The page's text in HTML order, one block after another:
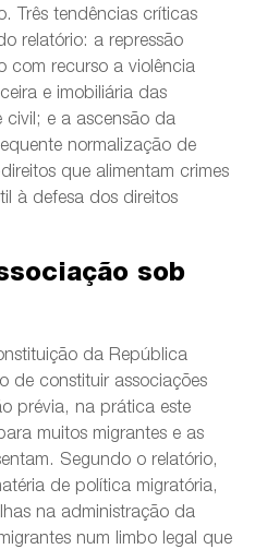
Três tendências críticas
relatório: a repressão
com recurso a violência
e imobiliária das
civil; e a ascensão da
normalização de
que alimentam crimes
à defesa dos direitos
sob
da República
de constituir associações
prévia, na prática este
muitos migrantes e as
Segundo o relatório,
de política migratória,
na administração da
num limbo legal que